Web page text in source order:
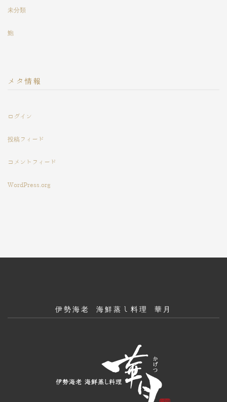
未分類
鮑
メタ情報
ログイン
投稿フィード
コメントフィード
WordPress.org
伊勢海老 海鮮蒸し料理 華月